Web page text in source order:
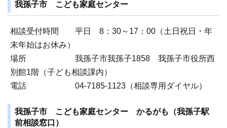
我孫子市 こども家庭センター
相談受付時間 平日 8：30～17：00（土日祝日・年
末年始はお休み）
場所 我孫子市我孫子1858 我孫子市役所西
別館1階（子ども相談課内）
電話 04-7185-1123（相談専用ダイヤル）
我孫子市 こども家庭センター かるがも（我孫子駅
前相談窓口）